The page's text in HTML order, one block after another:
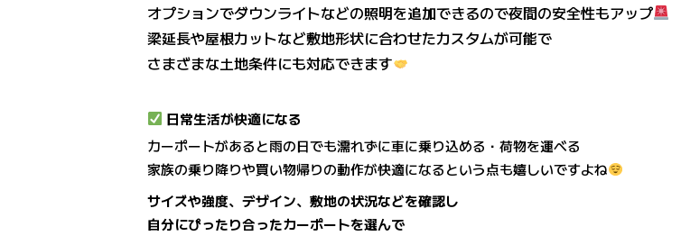
オプションでダウンライトなどの照明を追加できるので夜間の安全性もアップ
梁延長や屋根カットなど敷地形状に合わせたカスタムが可能で
さまざまな土地条件にも対応できます
日常生活が快適になる
カーポートがあると雨の日でも濡れずに車に乗り込める・荷物を運べる
家族の乗り降りや買い物帰りの動作が快適になるという点も嬉しいですよね
サイズや強度、デザイン、敷地の状況などを確認し
自分にぴったり合ったカーポートを選んで